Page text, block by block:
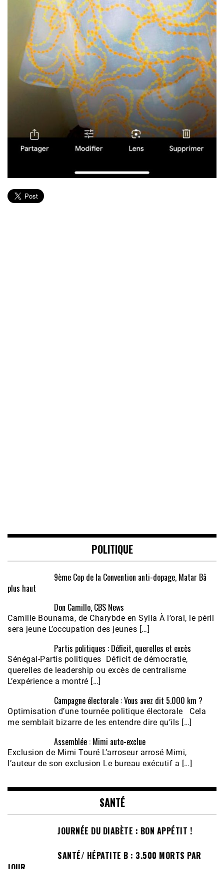
POLITIQUE
9ème Cop de la Convention anti-dopage, Matar Bâ
plus haut
Don Camillo, CBS News
Camille Bounama, de Charybde en Sylla À l’oral, le péril
sera jeune L’occupation des jeunes […]
Partis politiques : Déficit, querelles et excès
Sénégal-Partis politiques Déficit de démocratie,
querelles de leadership ou excès de centralisme
L’expérience a montré […]
Campagne électorale : Vous avez dit 5.000 km ?
Optimisation d’une tournée politique électorale Cela
me semblait bizarre de les entendre dire qu’ils […]
Assemblée : Mimi auto-exclue
Exclusion de Mimi Touré L’arroseur arrosé Mimi,
l’auteur de son exclusion Le bureau exécutif a […]
SANTÉ
JOURNÉE DU DIABÈTE : BON APPÉTIT !
SANTÉ/ HÉPATITE B : 3.500 MORTS PAR